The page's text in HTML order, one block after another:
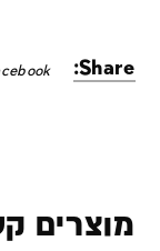
Share:
מוצרים